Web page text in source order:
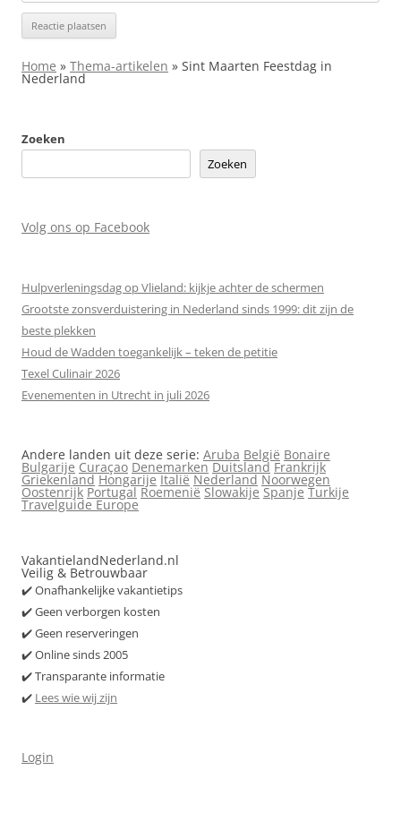
Home » Thema-artikelen » Sint Maarten Feestdag in
Nederland
Zoeken
Zoeken
Volg ons op Facebook
Hulpverleningsdag op Vlieland: kijkje achter de schermen
Grootste zonsverduistering in Nederland sinds 1999: dit zijn de
beste plekken
Houd de Wadden toegankelijk – teken de petitie
Texel Culinair 2026
Evenementen in Utrecht in juli 2026
Andere landen uit deze serie: Aruba België Bonaire
Bulgarije Curaçao Denemarken Duitsland Frankrijk
Griekenland Hongarije Italië Nederland Noorwegen
Oostenrijk Portugal Roemenië Slowakije Spanje Turkije
Travelguide Europe
VakantielandNederland.nl
Veilig & Betrouwbaar
✔️ Onafhankelijke vakantietips
✔️ Geen verborgen kosten
✔️ Geen reserveringen
✔️ Online sinds 2005
✔️ Transparante informatie
✔️ Lees wie wij zijn
Login